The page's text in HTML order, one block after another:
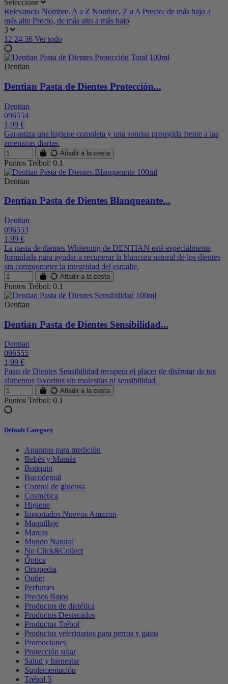
Seleccione
Relevancia Nombre, A a Z Nombre, Z a A Precio: de más bajo a
más alto Precio, de más alto a más bajo
3
12 24 36 Ver todo
Dentian
Dentian Pasta de Dientes Protección...
Dentian
096554
1,99 €
Garantiza una higiene completa y una sonrisa protegida frente a las
amenazas diarias.
Añadir a la cesta
Puntos Trébol: 0.1
Dentian
Dentian Pasta de Dientes Blanqueante...
Dentian
096553
1,99 €
La pasta de dientes Whitening de DENTIAN está especialmente
formulada para ayudar a recuperar la blancura natural de los dientes
sin comprometer la integridad del esmalte.
Añadir a la cesta
Puntos Trébol: 0.1
Dentian
Dentian Pasta de Dientes Sensibilidad...
Dentian
096555
1,99 €
Pasta de Dientes Sensibilidad recupera el placer de disfrutar de tus
alimentos favoritos sin molestias ni sensibilidad.
Añadir a la cesta
Puntos Trébol: 0.1
Default Category
Aparatos para medición
Bebés y Mamás
Botiquín
Bucodental
Control de glucosa
Cosmética
Higiene
Importados Nuevos Amazon
Maquillaje
Marcas
Mundo Natural
No Click&Collect
Óptica
Ortopedia
Outlet
Perfumes
Precios Bajos
Productos de dietética
Productos Destacados
Productos Trébol
Productos veterinarios para perros y gatos
Promociones
Protección solar
Salud y bienestar
Suplementación
Trébol 5